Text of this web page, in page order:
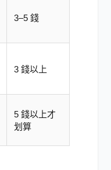
3–5 錢
3 錢以上
5 錢以上才
划算